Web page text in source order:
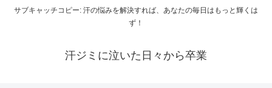
サブキャッチコピー: 汗の悩みを解決すれば、あなたの毎日はもっと輝くは
ず！
汗ジミに泣いた日々から卒業